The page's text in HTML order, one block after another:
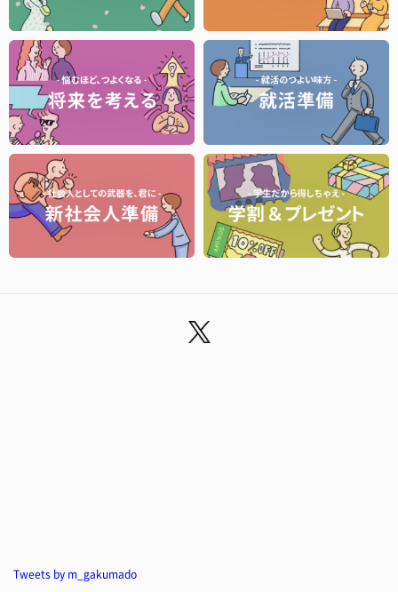
Tweets by m_gakumado